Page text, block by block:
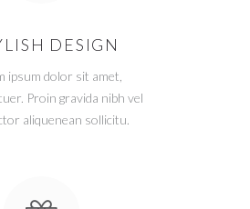
DESIGN
ipsum dolor sit amet,
Proin gravida nibh vel
aliquenean sollicitu.